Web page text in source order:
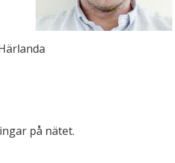
på nätet.